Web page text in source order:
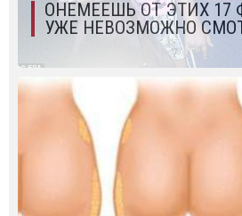
ОНЕМЕЕШЬ ОТ ЭТИХ 17
УЖЕ НЕВОЗМОЖНО